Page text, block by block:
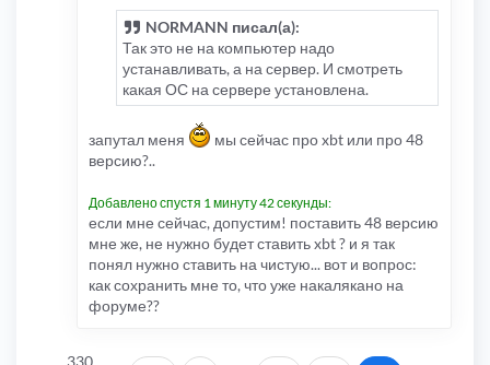
NORMANN писал(а):
Так это не на компьютер надо
устанавливать, а на сервер. И смотреть
какая ОС на сервере установлена.
запутал меня
мы сейчас про xbt или про 48
версию?..
Добавлено спустя 1 минуту 42 секунды:
если мне сейчас, допустим! поставить 48 версию
мне же, не нужно будет ставить xbt ? и я так
понял нужно ставить на чистую... вот и вопрос:
как сохранить мне то, что уже накалякано на
форуме??